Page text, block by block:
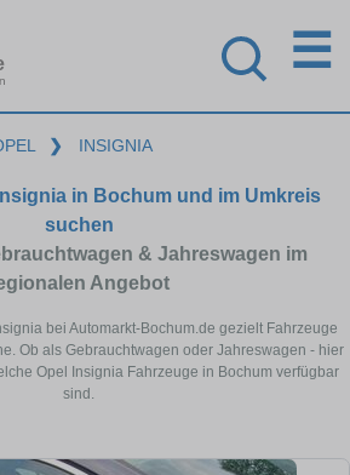
☰
❯ INSIGNIA
in Bochum und im Umkreis
suchen
& Jahreswagen im
Angebot
bei Automarkt-Bochum.de gezielt Fahrzeuge
Ob als Gebrauchtwagen oder Jahreswagen - hier
Opel Insignia Fahrzeuge in Bochum verfügbar
sind.